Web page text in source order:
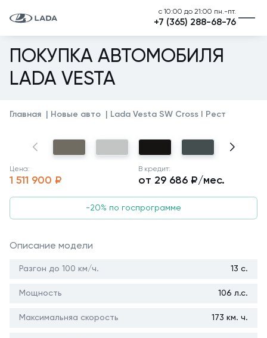
с 10:00 до 21:00 пн.-пт.
+7 (365) 288-68-76
ПОКУПКА АВТОМОБИЛЯ
LADA VESTA
Главная Новые авто Lada Vesta SW Cross I Рест
Цена:
1 511 900 ₽
В кредит:
от 29 686 ₽/мес.
-20% по госпрограмме
Описание модели
Разгон до 100 км/ч. 13 с.
Мощность 106 л.с.
Максимальняа скорость 173 км. ч.